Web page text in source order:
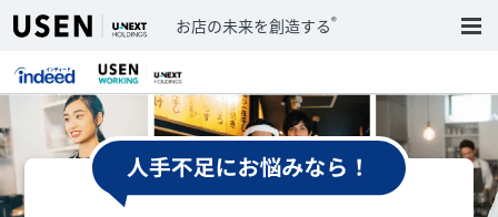
お店の未来を創造する®